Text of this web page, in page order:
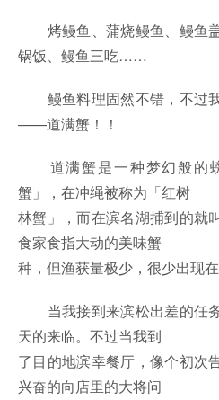
烤鳗鱼、蒲烧鳗鱼、鳗鱼
锅饭、鳗鱼三吃……
鳗鱼料理固然不错，不过
——道满蟹！！
道满蟹是一种梦幻般的
蟹」，在冲绳被称为「红树
林蟹」，而在滨名湖捕到的就
食家食指大动的美味蟹
种，但渔获量极少，很少出现在
当我接到来滨松出差的任
天的来临。不过当我到
了目的地滨幸餐厅，像个初次
兴奋的向店里的大将问